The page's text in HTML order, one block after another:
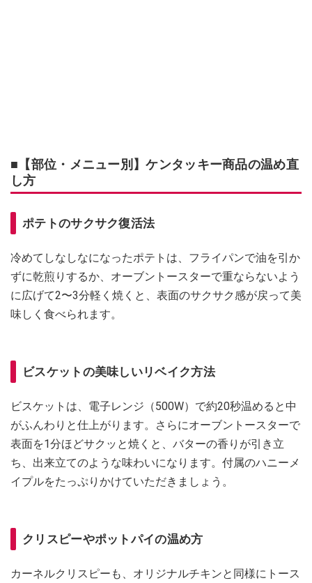
■【部位・メニュー別】ケンタッキー商品の温め直
し方
ポテトのサクサク復活法
冷めてしなしなになったポテトは、フライパンで油を引か
ずに乾煎りするか、オーブントースターで重ならないよう
に広げて2〜3分軽く焼くと、表面のサクサク感が戻って美
味しく食べられます。
ビスケットの美味しいリベイク方法
ビスケットは、電子レンジ（500W）で約20秒温めると中
がふんわりと仕上がります。さらにオーブントースターで
表面を1分ほどサクッと焼くと、バターの香りが引き立
ち、出来立てのような味わいになります。付属のハニーメ
イプルをたっぷりかけていただきましょう。
クリスピーやポットパイの温め方
カーネルクリスピーも、オリジナルチキンと同様にトース